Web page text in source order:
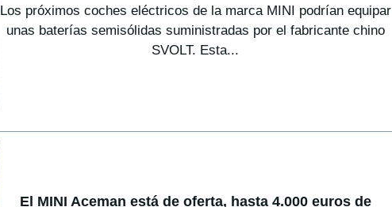
Los próximos coches eléctricos de la marca MINI podrían equipar
unas baterías semisólidas suministradas por el fabricante chino
SVOLT. Esta...
El MINI Aceman está de oferta, hasta 4.000 euros de